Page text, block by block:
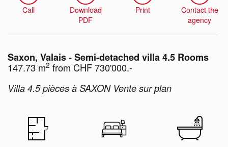
Call
Download
PDF
Print
Contact the
agency
Saxon, Valais - Semi-detached villa 4.5 Rooms
147.73 m2 from CHF 730'000.-
Villa 4.5 pièces à SAXON Vente sur plan